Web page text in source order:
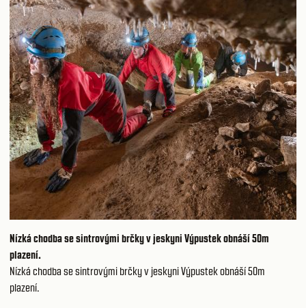
Nízká chodba se sintrovými brčky v jeskyni Výpustek obnáší 50m
plazení.
Nízká chodba se sintrovými brčky v jeskyni Výpustek obnáší 50m
plazení.